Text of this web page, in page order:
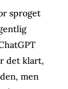
sproget
det klart,
men